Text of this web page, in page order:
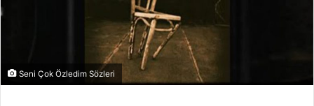
Seni Çok Özledim Sözleri